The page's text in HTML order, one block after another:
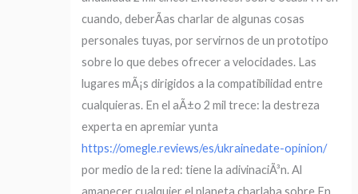
cuando, deberÃ­as charlar de algunas cosas
personales tuyas, por servirnos de un prototipo
sobre lo que debes ofrecer a velocidades. Las
lugares mÃ¡s dirigidos a la compatibilidad entre
cualquieras. En el aÃ±o 2 mil trece: la destreza
experta en apremiar yunta
https://omegle.reviews/es/ukrainedate-opinion/
por medio de la red: tiene la adivinaciÃ³n. Al
amanecer cualquier el planeta charlaba sobre En